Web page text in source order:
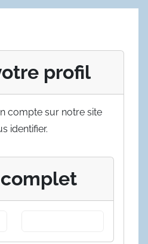
profil
compte sur notre site
identifier.